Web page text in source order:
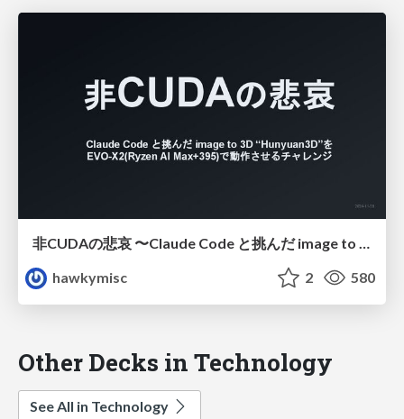
非CUDAの悲哀 〜Claude Code と挑んだ image to 3D “Hunyuan3D”を EVO-X2(Ryzen AI Max+395)で動作させるチャレンジ〜
hawkymisc
2 580
Other Decks in Technology
See All in Technology